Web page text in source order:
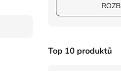
Top 10 produktů